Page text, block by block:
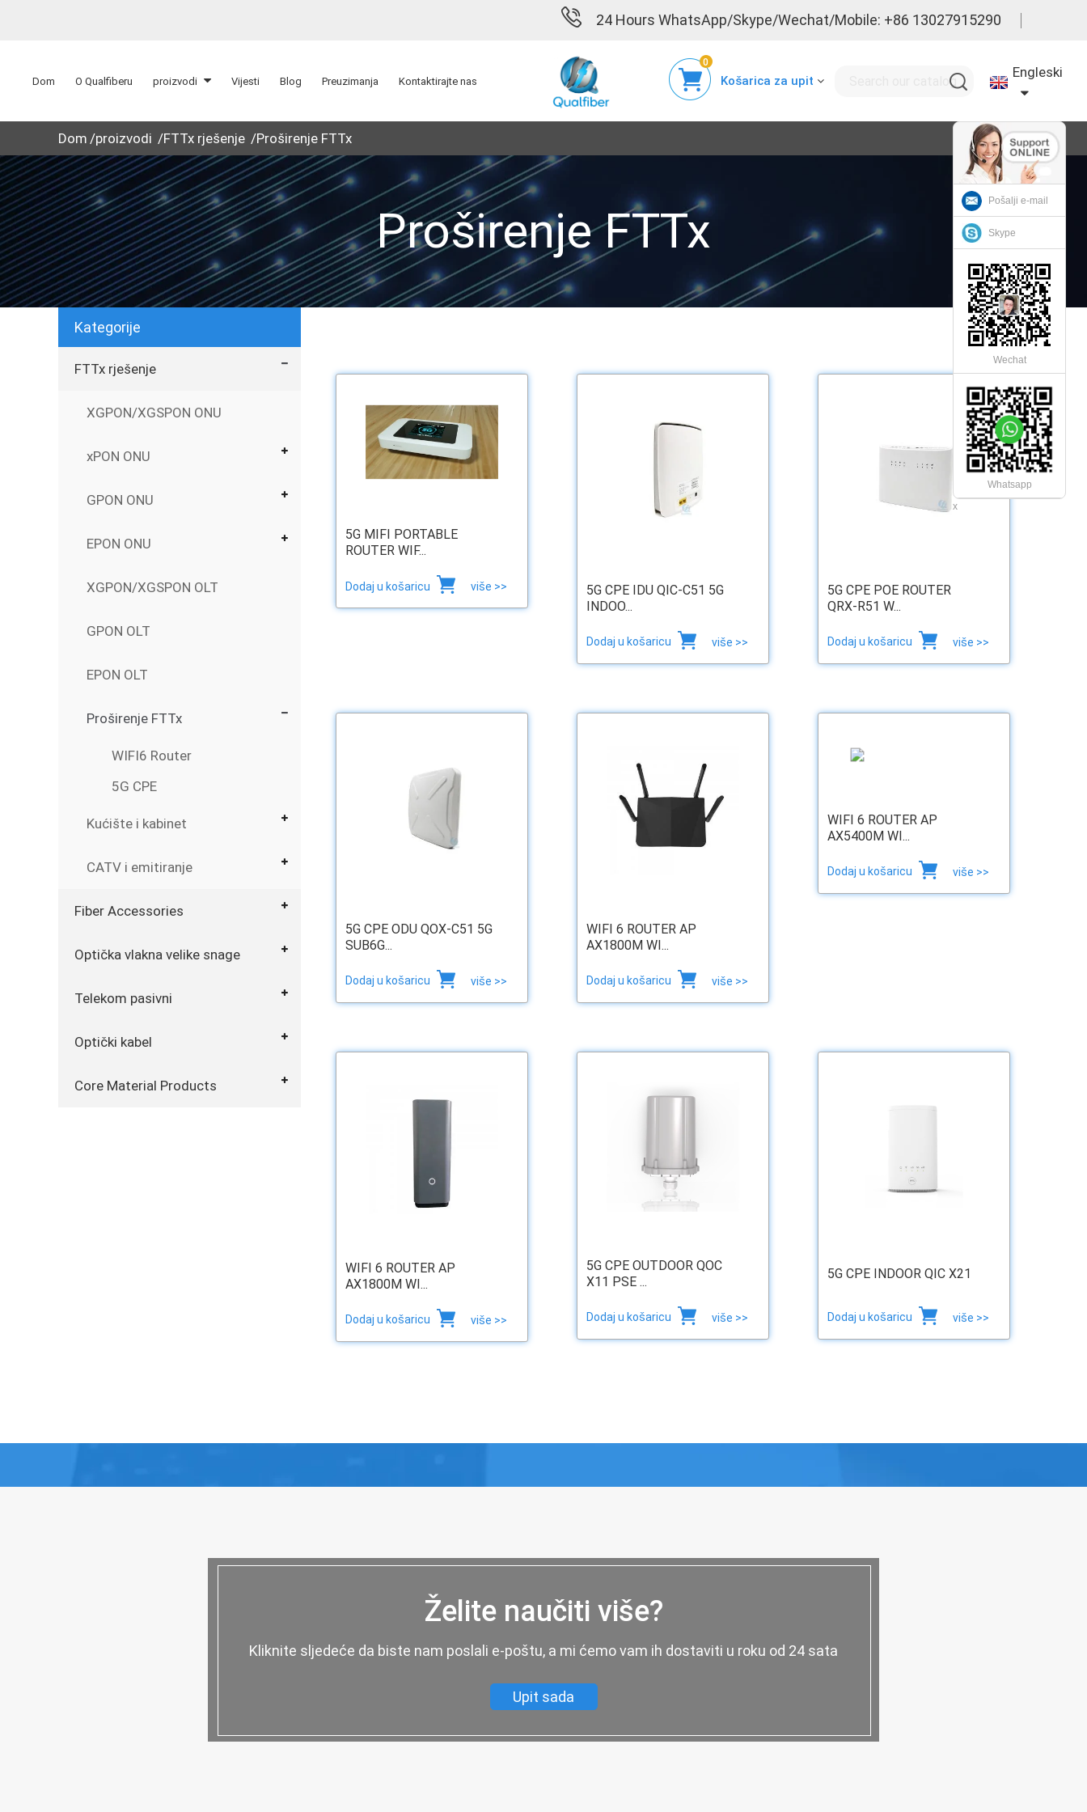
24 Hours WhatsApp/Skype/Wechat/Mobile: +86 13027915290
Dom O Qualfiberu proizvodi Vijesti Blog Preuzimanja Kontaktirajte nas Košarica za upit
0
Engleski
Dom proizvodi FTTx rješenje Proširenje FTTx
Proširenje FTTx
Kategorije
FTTx rješenje
XGPON/XGSPON ONU
xPON ONU
GPON ONU
EPON ONU
XGPON/XGSPON OLT
GPON OLT
EPON OLT
Proširenje FTTx
WIFI6 Router
5G CPE
Kućište i kabinet
CATV i emitiranje
Fiber Accessories
Optička vlakna velike snage
Telekom pasivni
Optički kabel
Core Material Products
5G MIFI PORTABLE
ROUTER WIF...
Dodaj u košaricu više >>
5G CPE IDU QIC-C51 5G
INDOO...
Dodaj u košaricu više >>
5G CPE POE ROUTER
QRX-R51 W...
Dodaj u košaricu više >>
5G CPE ODU QOX-C51 5G
SUB6G...
Dodaj u košaricu više >>
WIFI 6 ROUTER AP
AX1800M WI...
Dodaj u košaricu više >>
WIFI 6 ROUTER AP
AX5400M WI...
Dodaj u košaricu više >>
WIFI 6 ROUTER AP
AX1800M WI...
Dodaj u košaricu više >>
5G CPE OUTDOOR QOC
X11 PSE ...
Dodaj u košaricu više >>
5G CPE INDOOR QIC X21
Dodaj u košaricu više >>
Želite naučiti više?
Kliknite sljedeće da biste nam poslali e-poštu, a mi ćemo vam ih dostaviti u roku od 24 sata
Upit sada
Pošalji e-mail
Skype
Wechat
Whatsapp
x